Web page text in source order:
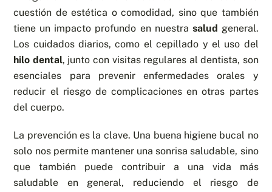
cuestión de estética o comodidad, sino que también
tiene un impacto profundo en nuestra salud general.
Los cuidados diarios, como el cepillado y el uso del
hilo dental, junto con visitas regulares al dentista, son
esenciales para prevenir enfermedades orales y
reducir el riesgo de complicaciones en otras partes
del cuerpo.
La prevención es la clave. Una buena higiene bucal no
solo nos permite mantener una sonrisa saludable, sino
que también puede contribuir a una vida más
saludable en general, reduciendo el riesgo de